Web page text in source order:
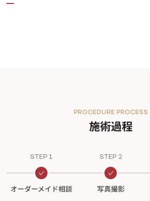
施術過程
PROCEDURE PROCESS
STEP 1
オーダーメイド相談
STEP 2
写真撮影